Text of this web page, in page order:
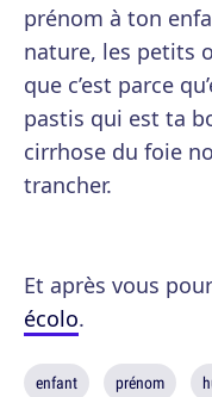
prénom à ton
nature, les petits
que c’est parce
pastis qui est ta
cirrhose du foie
trancher.
Et après vous
écolo.
enfant prénom